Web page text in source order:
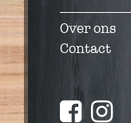
Over ons
Contact